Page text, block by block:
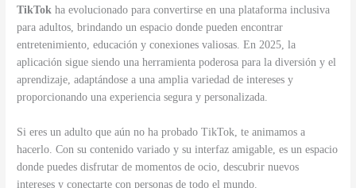
TikTok ha evolucionado para convertirse en una plataforma inclusiva
para adultos, brindando un espacio donde pueden encontrar
entretenimiento, educación y conexiones valiosas. En 2025, la
aplicación sigue siendo una herramienta poderosa para la diversión y el
aprendizaje, adaptándose a una amplia variedad de intereses y
proporcionando una experiencia segura y personalizada.
Si eres un adulto que aún no ha probado TikTok, te animamos a
hacerlo. Con su contenido variado y su interfaz amigable, es un espacio
donde puedes disfrutar de momentos de ocio, descubrir nuevos
intereses y conectarte con personas de todo el mundo.